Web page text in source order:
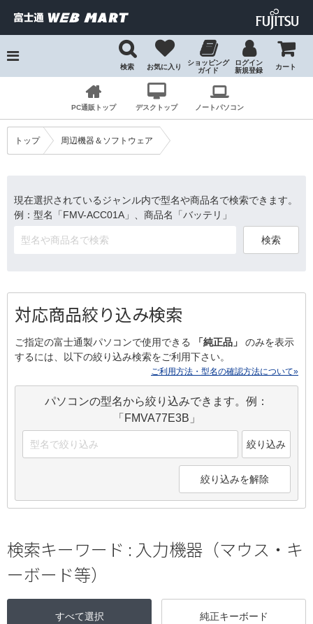
検索 お気に入り
ショッピング
ガイド
ログイン
新規登録
カート
PC通販トップ
デスクトップ ノートパソコン
トップ 周辺機器＆ソフトウェア
現在選択されているジャンル内で型名や商品名で検索できます。
例：型名「FMV-ACC01A」、商品名「バッテリ」
検索
対応商品絞り込み検索
ご指定の富士通製パソコンで使用できる 「純正品」
のみを表示
するには、以下の絞り込み検索をご利用下さい。
ご利用方法・型名の確認方法について»
パソコンの型名から絞り込みできます。例：
「FMVA77E3B」
絞り込み
絞り込みを解除
検索キーワード : 入力機器（マウス・キ
ーボード等）
すべて選択 純正キーボード